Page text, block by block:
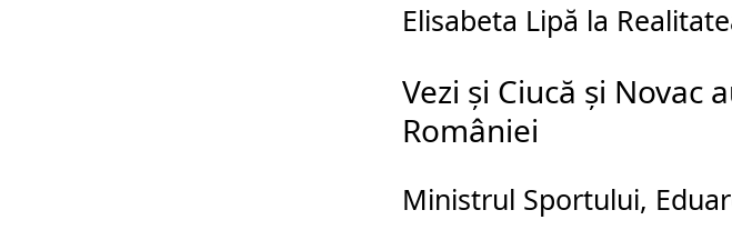
Elisabeta Lipă la
Vezi și Ciucă și Novac
României
Ministrul Sportului,